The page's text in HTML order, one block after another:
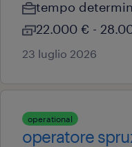
tempo
22.000 € -
23 luglio 2026
operational
operatore